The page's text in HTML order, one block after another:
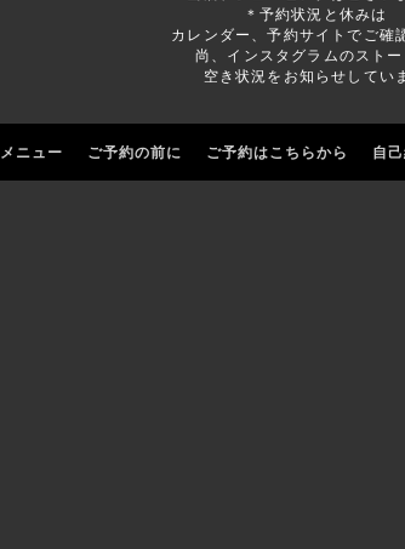
＊予約状況と休みは
カレンダー、予約サイトでご確
尚、インスタグラムのストー
空き状況をお知らせしてい
メニュー ご予約の前に ご予約はこちらから 自